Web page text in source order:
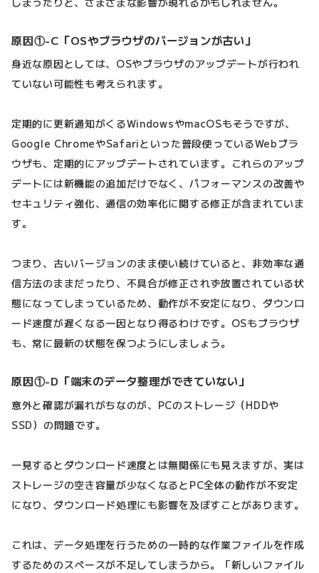
原因①-C「OSやブラウザのバージョンが古い」
身近な原因としては、OSやブラウザのアップデートが行われ
ていない可能性も考えられます。
定期的に更新通知がくるWindowsやmacOSもそうですが、
Google ChromeやSafariといった普段使っているWebブラ
ウザも、定期的にアップデートされています。これらのアップ
デートには新機能の追加だけでなく、パフォーマンスの改善や
セキュリティ強化、通信の効率化に関する修正が含まれていま
す。
つまり、古いバージョンのまま使い続けていると、非効率な通
信方法のままだったり、不具合が修正されず放置されている状
態になってしまっているため、動作が不安定になり、ダウンロ
ード速度が遅くなる一因となり得るわけです。OSもブラウザ
も、常に最新の状態を保つようにしましょう。
原因①-D「端末のデータ整理ができていない」
意外と確認が漏れがちなのが、PCのストレージ（HDDや
SSD）の問題です。
一見するとダウンロード速度とは無関係にも見えますが、実は
ストレージの空き容量が少なくなるとPC全体の動作が不安定
になり、ダウンロード処理にも影響を及ぼすことがあります。
これは、データ処理を行うための一時的な作業ファイルを作成
するためのスペースが不足してしまうから。「新しいファイル